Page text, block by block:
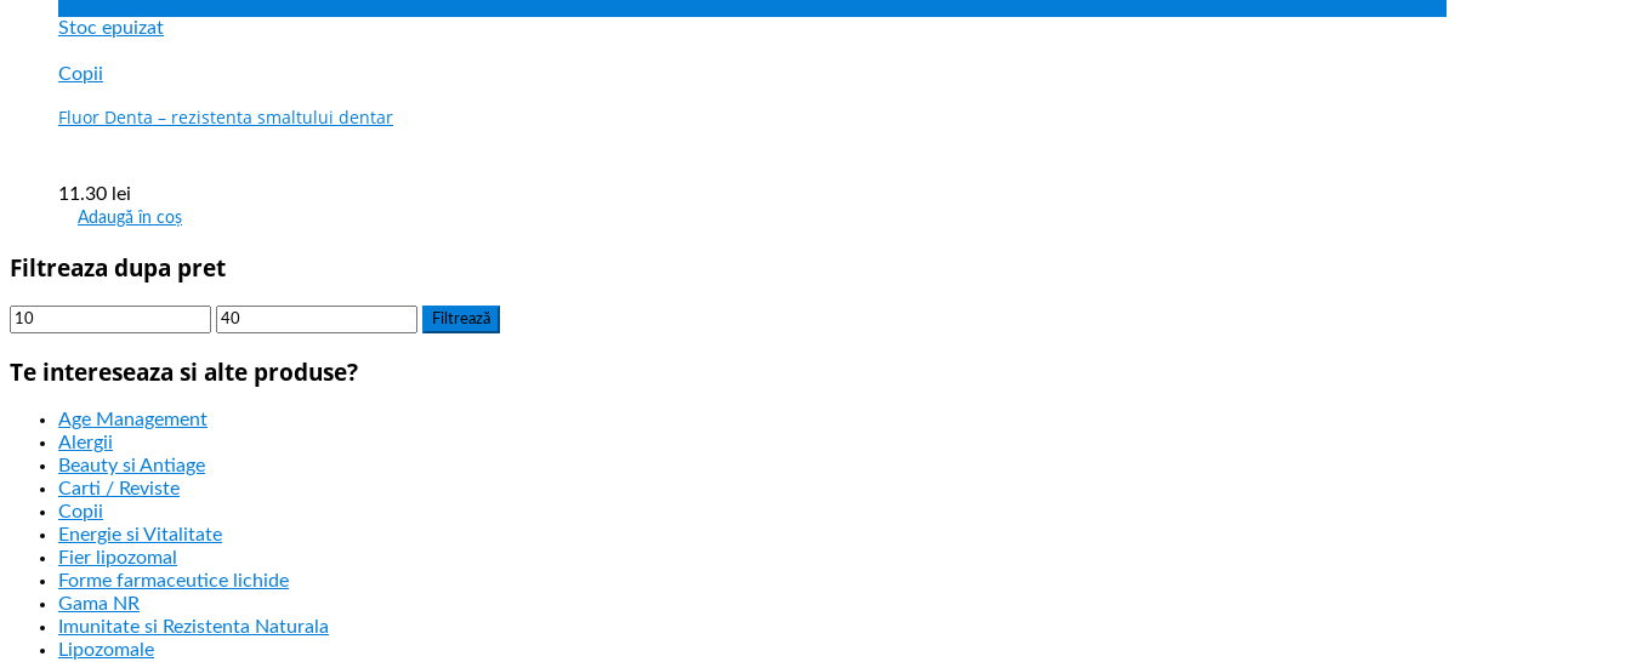
Stoc epuizat
Copii
Fluor Denta – rezistenta smaltului dentar
11.30 lei
Adaugă în coș
Filtreaza dupa pret
Filtrează
Te intereseaza si alte produse?
Age Management
Alergii
Beauty si Antiage
Carti / Reviste
Copii
Energie si Vitalitate
Fier lipozomal
Forme farmaceutice lichide
Gama NR
Imunitate si Rezistenta Naturala
Lipozomale